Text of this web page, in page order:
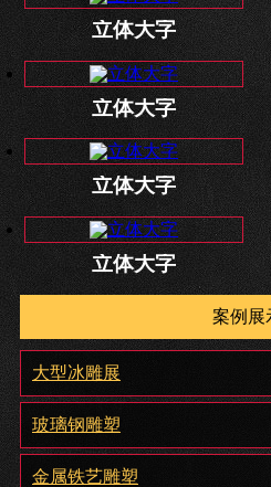
立体大字
立体大字
立体大字
立体大字
案例展
大型冰雕展
玻璃钢雕塑
金属铁艺雕塑